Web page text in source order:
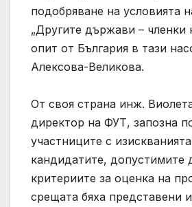
подобряване на условията
„Другите държави – членки
опит от България в тази
Алексова-Великова.
От своя страна инж.
директор на ФУТ, запозна
участниците с
кандидатите, допустимите
критериите за оценка на
срещата бяха представени